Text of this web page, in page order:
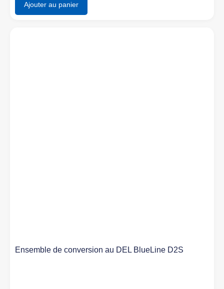
Ajouter au panier
Ensemble de conversion au DEL BlueLine D2S